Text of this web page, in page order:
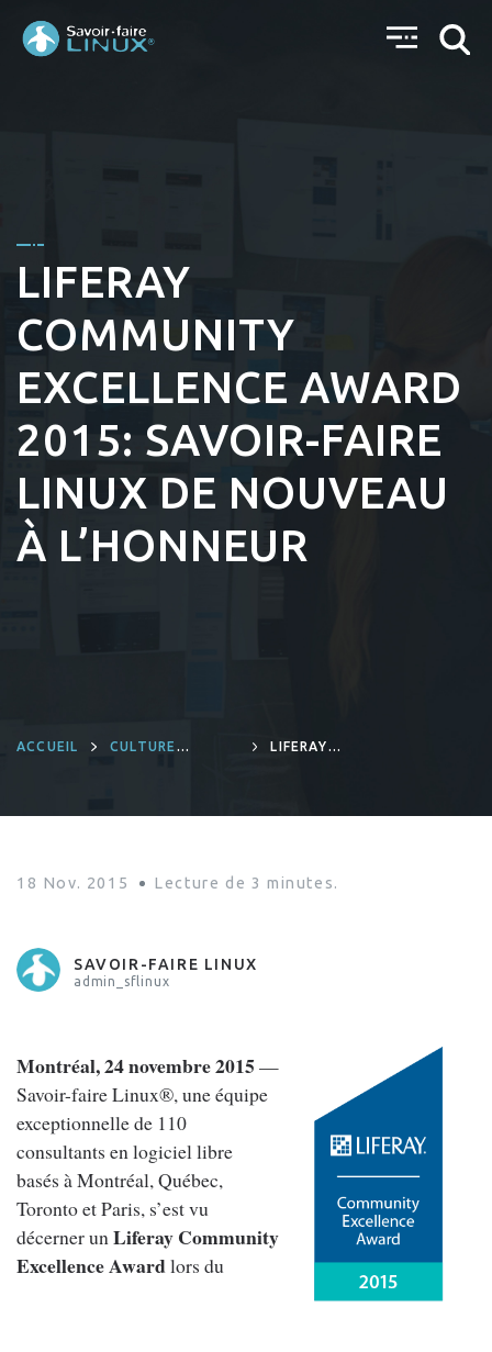
LIFERAY
COMMUNITY
EXCELLENCE AWARD
2015: SAVOIR-FAIRE
LINUX DE NOUVEAU
À L’HONNEUR
ACCUEIL
CULTURE
LIFERAY
SAVOIR-FAIRE
L’HONNEUR
18 Nov. 2015 Lecture de 3 minutes.
SAVOIR-FAIRE LINUX
admin_sflinux
Montréal, 24 novembre 2015 —
Savoir-faire Linux®, une équipe
exceptionnelle de 110
consultants en logiciel libre
basés à Montréal, Québec,
Toronto et Paris, s’est vu
décerner unLiferay Community
Excellence Awardlors du